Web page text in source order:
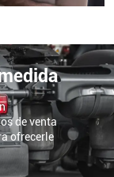
de venta
ofrecerle